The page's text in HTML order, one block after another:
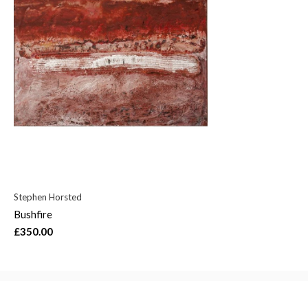
Stephen Horsted
Bushfire
£350.00